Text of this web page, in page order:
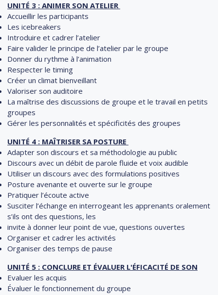
UNITÉ 3 : ANIMER SON ATELIER
Accueillir les participants
Les icebreakers
Introduire et cadrer l’atelier
Faire valider le principe de l’atelier par le groupe
Donner du rythme à l’animation
Respecter le timing
Créer un climat bienveillant
Valoriser son auditoire
La maîtrise des discussions de groupe et le travail en petits
groupes
Gérer les personnalités et spécificités des groupes
UNITÉ 4 : MAÎTRISER SA POSTURE
Adapter son discours et sa méthodologie au public
Discours avec un débit de parole fluide et voix audible
Utiliser un discours avec des formulations positives
Posture avenante et ouverte sur le groupe
Pratiquer l’écoute active
Susciter l’échange en interrogeant les apprenants oralement
s’ils ont des questions, les
invite à donner leur point de vue, questions ouvertes
Organiser et cadrer les activités
Organiser des temps de pause
UNITÉ 5 : CONCLURE ET ÉVALUER L'ÉFICACITÉ DE SON
Evaluer les acquis
Évaluer le fonctionnement du groupe